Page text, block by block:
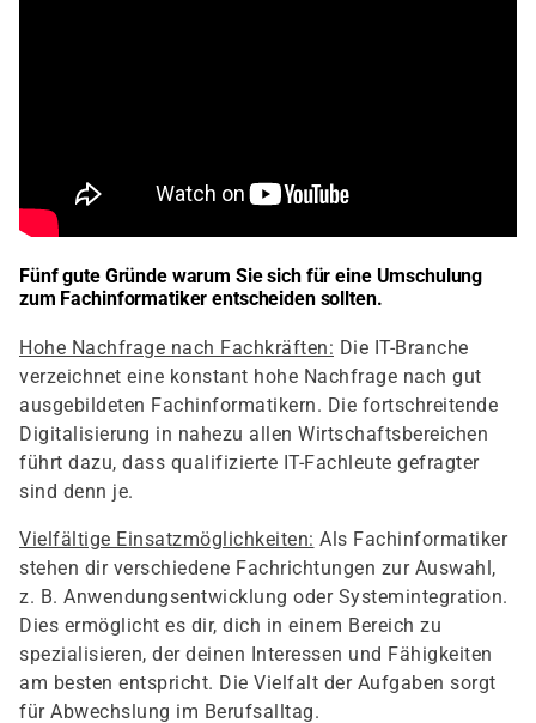
Fünf gute Gründe warum Sie sich für eine Umschulung
zum Fachinformatiker entscheiden sollten.
Hohe Nachfrage nach Fachkräften: Die IT-Branche
verzeichnet eine konstant hohe Nachfrage nach gut
ausgebildeten Fachinformatikern. Die fortschreitende
Digitalisierung in nahezu allen Wirtschaftsbereichen
führt dazu, dass qualifizierte IT-Fachleute gefragter
sind denn je.
Vielfältige Einsatzmöglichkeiten: Als Fachinformatiker
stehen dir verschiedene Fachrichtungen zur Auswahl,
z. B. Anwendungsentwicklung oder Systemintegration.
Dies ermöglicht es dir, dich in einem Bereich zu
spezialisieren, der deinen Interessen und Fähigkeiten
am besten entspricht. Die Vielfalt der Aufgaben sorgt
für Abwechslung im Berufsalltag.